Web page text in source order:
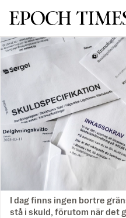
Svenska Epoch
I dag finns ingen bortre
stå i skuld, förutom när det